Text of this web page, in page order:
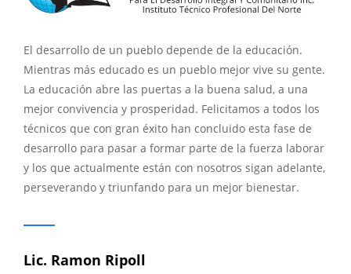
El desarrollo de un pueblo depende de la educación.
Mientras más educado es un pueblo mejor vive su gente.
La educación abre las puertas a la buena salud, a una
mejor convivencia y prosperidad. Felicitamos a todos los
técnicos que con gran éxito han concluido esta fase de
desarrollo para pasar a formar parte de la fuerza laborar
y los que actualmente están con nosotros sigan adelante,
perseverando y triunfando para un mejor bienestar.
Lic. Ramon Ripoll